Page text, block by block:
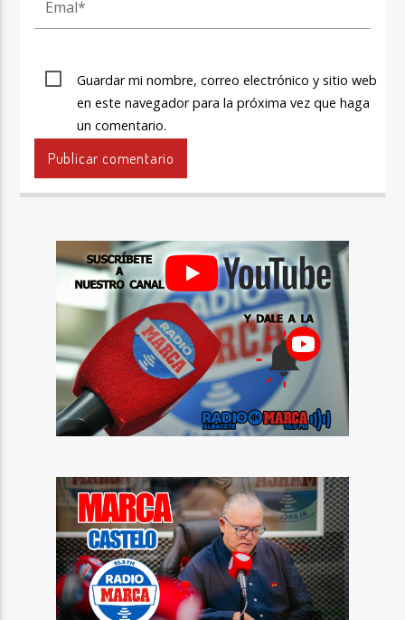
Guardar mi nombre, correo electrónico y sitio web
en este navegador para la próxima vez que haga
un comentario.